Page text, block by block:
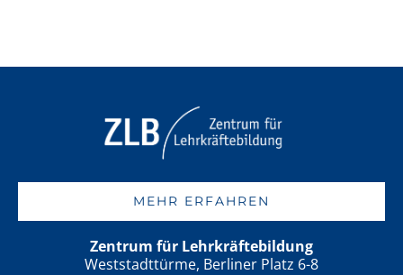
MEHR ERFAHREN
Zentrum für Lehrkräftebildung
Weststadttürme, Berliner Platz 6-8